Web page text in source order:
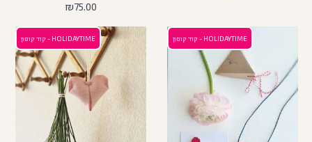
₪75.00
HOLIDAYTIME - קוד קופון HOLIDAYTIME - קוד קופון